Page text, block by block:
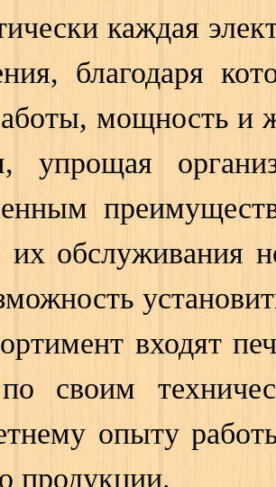
каждая
благодаря
мощность и
упрощая
их обслуживания
входят
своим
опыту
продукции.